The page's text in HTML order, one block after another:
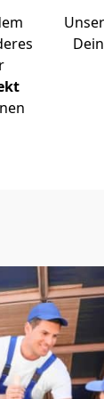
Unser